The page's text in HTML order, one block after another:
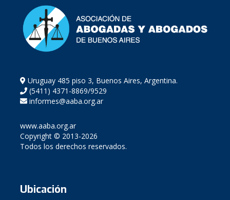
Uruguay 485 piso 3, Buenos Aires, Argentina.
(5411) 4371-8869/9529
informes@aaba.org.ar
www.aaba.org.ar
Copyright © 2013-2026
Todos los derechos reservados.
Ubicación